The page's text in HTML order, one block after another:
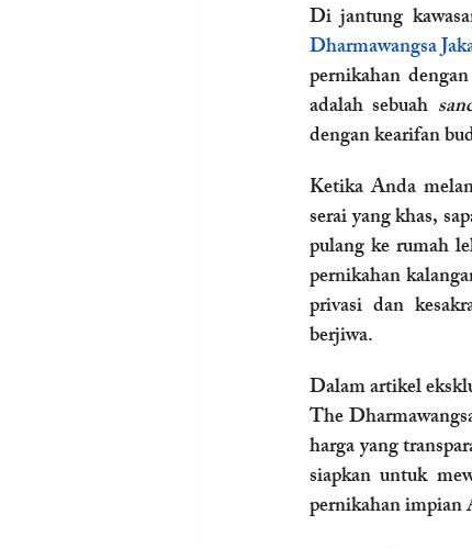
Di jantung
Dharmawangsa
pernikahan
adalah sebuah
dengan kearifan
Ketika Anda
serai yang khas,
pulang ke rumah
pernikahan
privasi dan
berjiwa.
Dalam artikel
The
harga yang
siapkan untuk
pernikahan impian